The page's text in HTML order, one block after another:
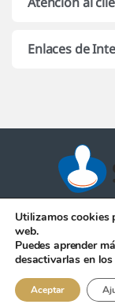
Enlaces de
Utilizamos cookies
web.
Puedes aprender
desactivarlas en
Aceptar